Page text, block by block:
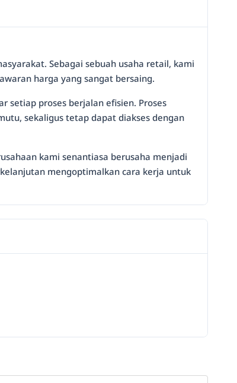
Sebagai sebuah usaha retail, kami
harga yang sangat bersaing.
setiap proses berjalan efisien. Proses
sekaligus tetap dapat diakses dengan
kami senantiasa berusaha menjadi
mengoptimalkan cara kerja untuk